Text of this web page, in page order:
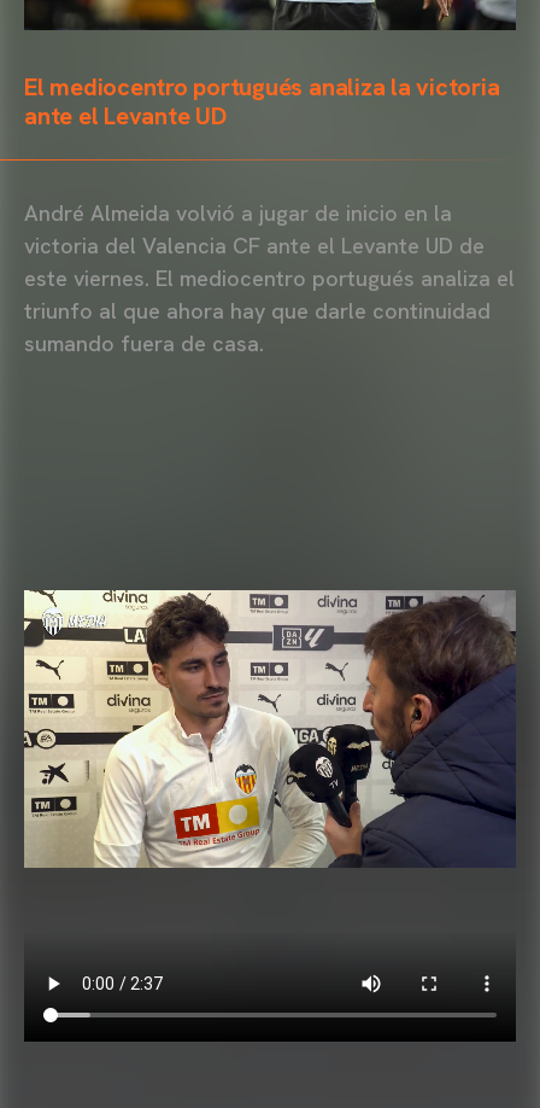
El mediocentro portugués analiza la victoria
ante el Levante UD
André Almeida volvió a jugar de inicio en la
victoria del Valencia CF ante el Levante UD de
este viernes. El mediocentro portugués analiza el
triunfo al que ahora hay que darle continuidad
sumando fuera de casa.